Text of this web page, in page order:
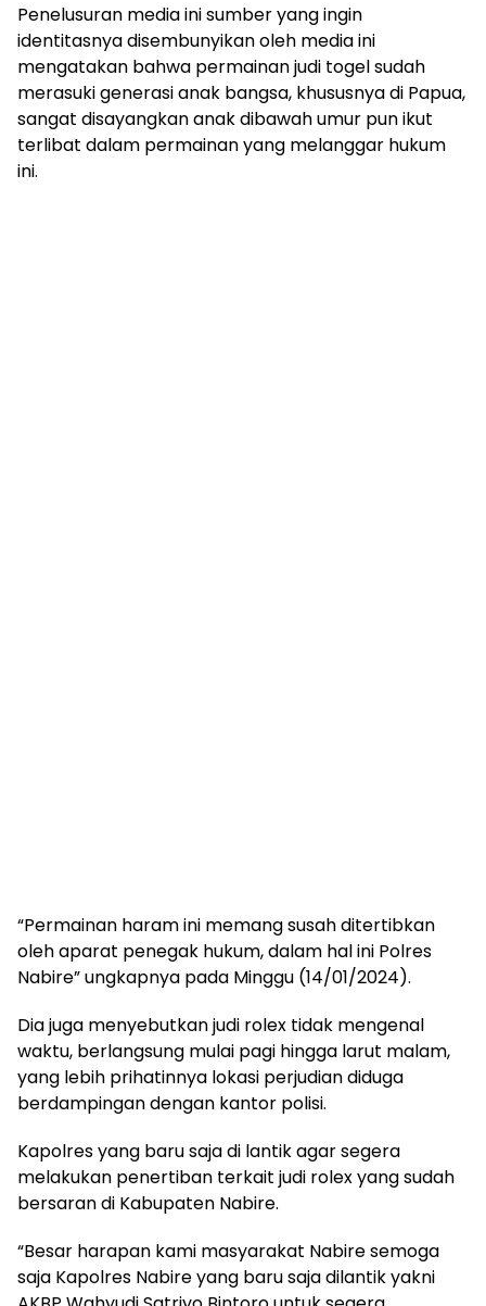
Penelusuran media ini sumber yang ingin
identitasnya disembunyikan oleh media ini
mengatakan bahwa permainan judi togel sudah
merasuki generasi anak bangsa, khususnya di Papua,
sangat disayangkan anak dibawah umur pun ikut
terlibat dalam permainan yang melanggar hukum
ini.
“Permainan haram ini memang susah ditertibkan
oleh aparat penegak hukum, dalam hal ini Polres
Nabire” ungkapnya pada Minggu (14/01/2024).
Dia juga menyebutkan judi rolex tidak mengenal
waktu, berlangsung mulai pagi hingga larut malam,
yang lebih prihatinnya lokasi perjudian diduga
berdampingan dengan kantor polisi.
Kapolres yang baru saja di lantik agar segera
melakukan penertiban terkait judi rolex yang sudah
bersaran di Kabupaten Nabire.
“Besar harapan kami masyarakat Nabire semoga
saja Kapolres Nabire yang baru saja dilantik yakni